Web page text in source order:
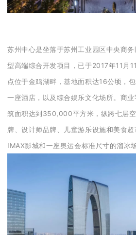
苏州中心是坐落于苏州工业园区中央商
型高端综合开发项目，已于2017年11月
点位于金鸡湖畔，基地面积达16公顷，
一座酒店，以及综合娱乐文化场所。商
筑面积达到350,000平方米，纵跨七层
牌、设计师品牌、儿童游乐设施和美食
IMAX影城和一座奥运会标准尺寸的溜冰场